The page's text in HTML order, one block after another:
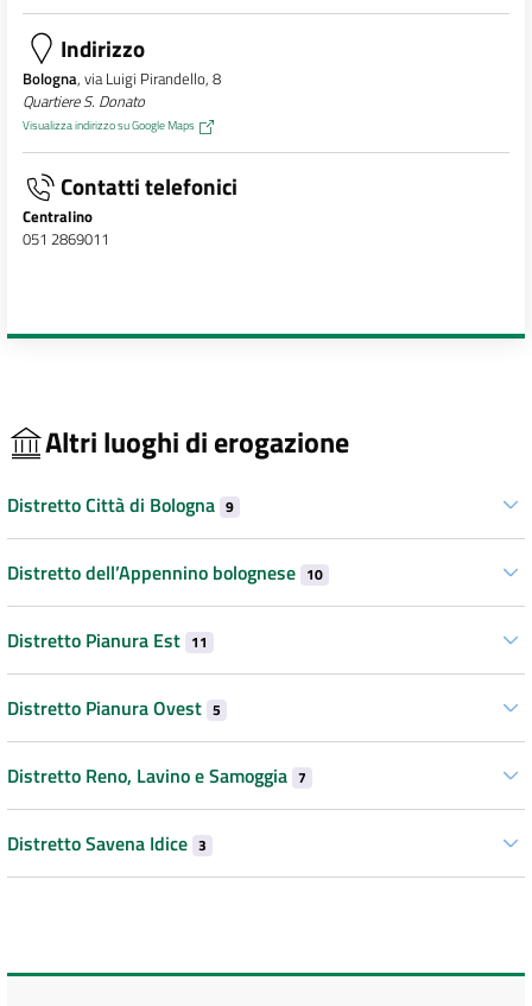
Indirizzo
Bologna, via Luigi Pirandello, 8
Quartiere S. Donato
Visualizza indirizzo su Google Maps
Contatti telefonici
Centralino
051 2869011
Altri luoghi di erogazione
Distretto Città di Bologna 9
Distretto dell’Appennino bolognese 10
Distretto Pianura Est 11
Distretto Pianura Ovest 5
Distretto Reno, Lavino e Samoggia 7
Distretto Savena Idice 3